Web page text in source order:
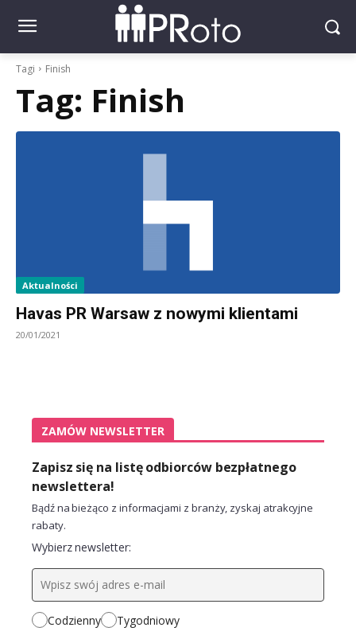
Tagi Finish
Tag: Finish
Aktualności
Havas PR Warsaw z nowymi klientami
20/01/2021
ZAMÓW NEWSLETTER
Zapisz się na listę odbiorców bezpłatnego
newslettera!
Bądź na bieżąco z informacjami z branży, zyskaj atrakcyjne
rabaty.
Wybierz newsletter:
Codzienny Tygodniowy